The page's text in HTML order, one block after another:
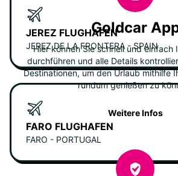
JEREZ FLUGHAFEN
JEREZ DE LA FRONTERA - SPAIN
FARO FLUGHAFEN
FARO - PORTUGAL
Goldcar
Hier können Sie schnell und einfach
durchführen und alle Details
Destinationen, um den Urlaub mithilfe
rundum genießen zu
Weitere Infos